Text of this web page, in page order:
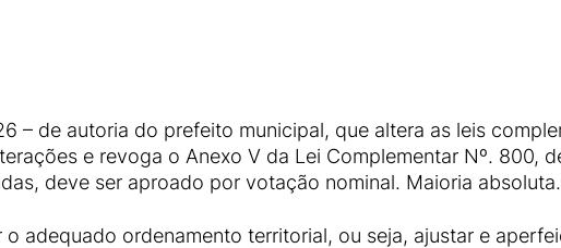
– de autoria do prefeito municipal, que altera as leis
e revoga o Anexo V da Lei Complementar Nº. 800,
deve ser aproado por votação nominal. Maioria absoluta.
adequado ordenamento territorial, ou seja, ajustar e